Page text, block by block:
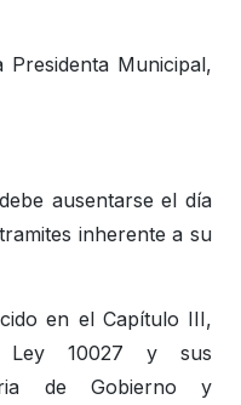
Municipal,
ausentarse el día
inherente a su
en el Capítulo III,
10027 y sus
de Gobierno y